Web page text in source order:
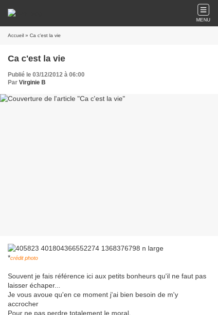
MENU
Accueil » Ca c'est la vie
Ca c'est la vie
Publié le 03/12/2012 à 06:00
Par Virginie B
*crédit photo
Souvent je fais référence ici aux petits bonheurs qu'il ne faut pas
laisser échaper...
Je vous avoue qu'en ce moment j'ai bien besoin de m'y
accrocher
Pour ne pas perdre totalement le moral,